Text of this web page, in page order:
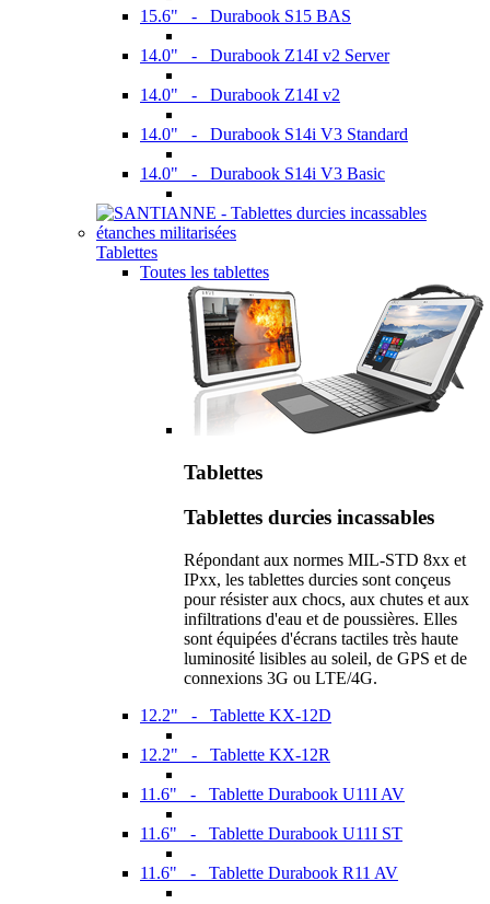
15.6" - Durabook S15 BAS
14.0" - Durabook Z14I v2 Server
14.0" - Durabook Z14I v2
14.0" - Durabook S14i V3 Standard
14.0" - Durabook S14i V3 Basic
Tablettes
Toutes les tablettes
Tablettes
Tablettes durcies incassables
Répondant aux normes MIL-STD 8xx et
IPxx, les tablettes durcies sont conçeus
pour résister aux chocs, aux chutes et aux
infiltrations d'eau et de poussières. Elles
sont équipées d'écrans tactiles très haute
luminosité lisibles au soleil, de GPS et de
connexions 3G ou LTE/4G.
12.2" - Tablette KX-12D
12.2" - Tablette KX-12R
11.6" - Tablette Durabook U11I AV
11.6" - Tablette Durabook U11I ST
11.6" - Tablette Durabook R11 AV